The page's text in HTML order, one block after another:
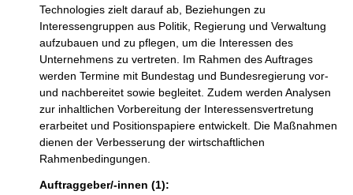
Technologies zielt darauf ab, Beziehungen zu
Interessengruppen aus Politik, Regierung und Verwaltung
aufzubauen und zu pflegen, um die Interessen des
Unternehmens zu vertreten. Im Rahmen des Auftrages
werden Termine mit Bundestag und Bundesregierung vor-
und nachbereitet sowie begleitet. Zudem werden Analysen
zur inhaltlichen Vorbereitung der Interessensvertretung
erarbeitet und Positionspapiere entwickelt. Die Maßnahmen
dienen der Verbesserung der wirtschaftlichen
Rahmenbedingungen.
Auftraggeber/-innen (1):